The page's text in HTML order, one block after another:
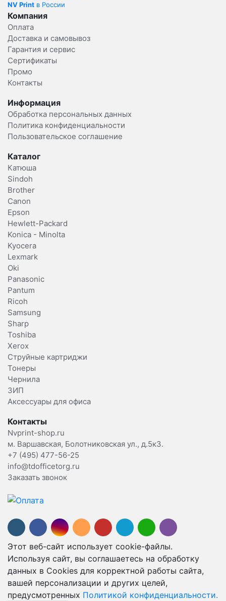
NV Print в России
Компания
Оплата
Доставка и самовывоз
Гарантия и сервис
Сертификаты
Промо
Контакты
Информация
Обработка персональных данных
Политика конфиденциальности
Пользовательское соглашение
Каталог
Катюша
Sindoh
Brother
Canon
Epson
Hewlett-Packard
Konica - Minolta
Kyocera
Lexmark
Oki
Panasonic
Pantum
Ricoh
Samsung
Sharp
Toshiba
Xerox
Струйные картриджи
Тонеры
Чернила
ЗИП
Аксессуары для офиса
Контакты
Nvprint-shop.ru
м. Варшавская, Болотниковская ул., д.5к3.
+7 (495) 477-56-25
info@tdofficetorg.ru
Заказать звонок
Этот веб-сайт использует cookie-файлы.
Используя сайт, вы соглашаетесь на обработку
данных в Cookies для корректной работы сайта,
вашей персонализации и других целей,
предусмотренных Политикой конфиденциальности.